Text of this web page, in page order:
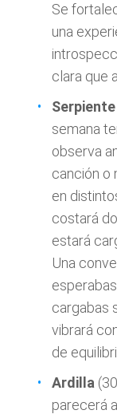
Se
una
clara que
Serpiente
semana
observa
canción o
en
costará
estará
Una
cargabas
vibrará
de
Ardilla
parecerá